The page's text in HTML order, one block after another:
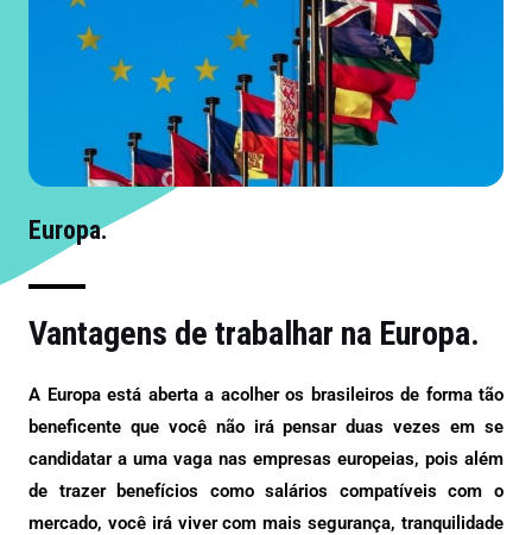
Europa.
Vantagens de trabalhar na Europa.
A Europa está aberta a acolher os brasileiros de forma tão
beneficente que você não irá pensar duas vezes em se
candidatar a uma vaga nas empresas europeias, pois além
de trazer benefícios como salários compatíveis com o
mercado, você irá viver com mais segurança, tranquilidade